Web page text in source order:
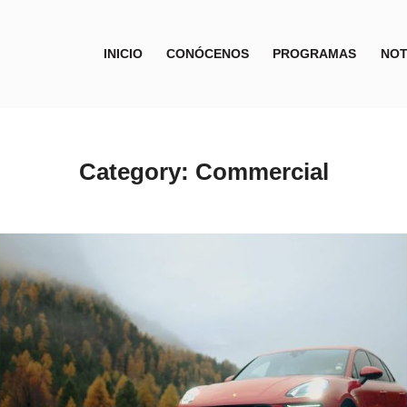
INICIO
CONÓCENOS PROGRAMAS
Category: Commercial